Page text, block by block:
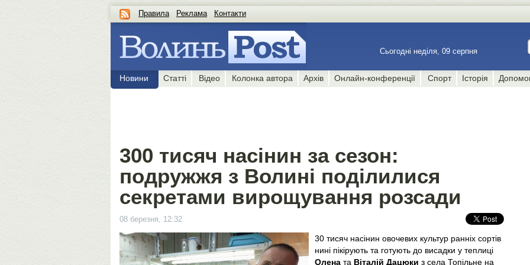
Правила Реклама Контакти
Сьогодні неділя, 09 серпня
Новини Статті Відео Колонка автора Архів Онлайн-конференції Спорт Історія
300 тисяч насінин за сезон:
подружжя з Волині поділилися
секретами вирощування розсади
08 березня, 12:32
30 тисяч насінин овочевих культур ранніх сортів
нині пікірують та готують до висадки у теплиці
Олена та Віталій Дацюки з села Топільне на